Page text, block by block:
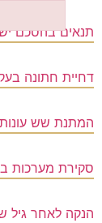
תנאים בהסכם
דחיית חתונה
המתנת שש
סקירת מערכות
הנקה לאחר גיל